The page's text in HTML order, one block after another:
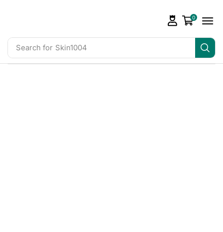
Search for Skin1004
0